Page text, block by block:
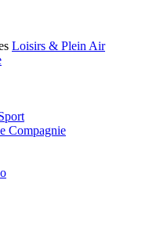
Loisirs & Plein Air
Compagnie